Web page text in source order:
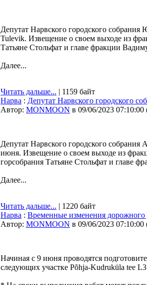
Депутат Нарвского городского
Tulevik. Извещение о своем выходе из
Татьяне Стольфат и главе фракции
Далее...
Читать дальше... | 1159 байт
Нарва : Депутат Нарвского городского
Автор: MONMOON в 09/06/2023 07:10:00
Депутат Нарвского городского
июня. Извещение о своем выходе из
горсобрания Татьяне Стольфат и главе
Далее...
Читать дальше... | 1220 байт
Нарва : Временные изменения
Автор: MONMOON в 09/06/2023 07:10:00
Начиная с 9 июня проводятся
следующих участке Põhja-Kudruküla tee